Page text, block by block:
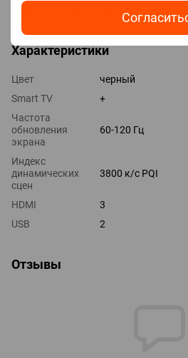
Характеристики
Цвет
черный
Smart TV
+
Частота
обновления
экрана
60-120 Гц
Индекс
динамических
сцен
3800 к/с PQI
HDMI
3
USB
2
Отзывы